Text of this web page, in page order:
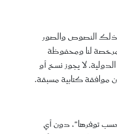
ذلك النصوص والصور
مرخصة لنا ومحفوظة
لا يجوز نسخ أو
موافقة كتابية مسبقة.
توفرها"، دون أي